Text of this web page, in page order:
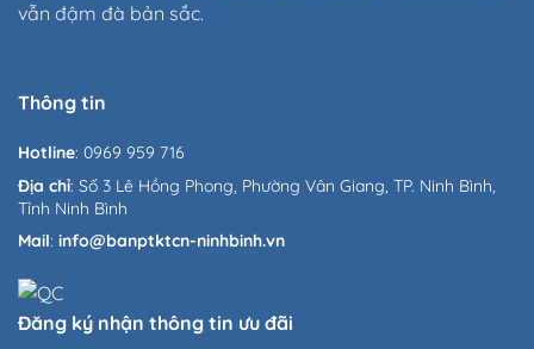
vẫn đậm đà bản sắc.
Thông tin
Hotline: 0969 959 716
Địa chỉ: Số 3 Lê Hồng Phong, Phường Vân Giang, TP. Ninh Bình,
Tỉnh Ninh Bình
Mail: info@banptktcn-ninhbinh.vn
Đăng ký nhận thông tin ưu đãi